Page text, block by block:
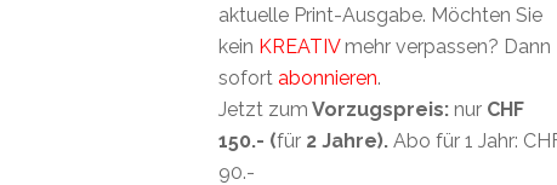
aktuelle Print-Ausgabe. Möchten Sie
kein KREATIVmehr verpassen? Dann
sofort abonnieren.
Jetzt zum Vorzugspreis: nur CHF
150.- (für 2 Jahre). Abo für 1 Jahr:
90.-